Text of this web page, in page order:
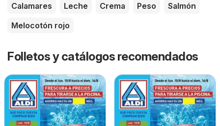
Calamares
Leche Crema Peso
Salmón
Melocotón rojo
Folletos y catálogos recomendados